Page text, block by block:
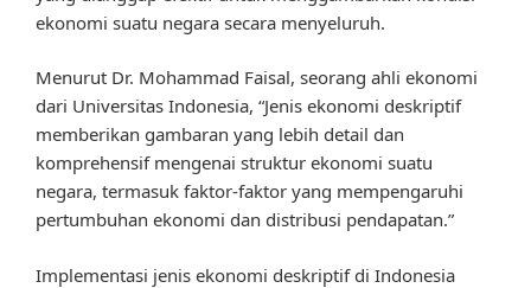
ekonomi suatu negara secara menyeluruh.
Menurut Dr. Mohammad Faisal, seorang ahli ekonomi
dari Universitas Indonesia, “Jenis ekonomi deskriptif
memberikan gambaran yang lebih detail dan
komprehensif mengenai struktur ekonomi suatu
negara, termasuk faktor-faktor yang mempengaruhi
pertumbuhan ekonomi dan distribusi pendapatan.”
Implementasi jenis ekonomi deskriptif di Indonesia